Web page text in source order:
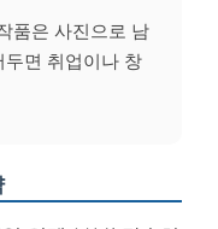
품은 사진으로 남
면 취업이나 창